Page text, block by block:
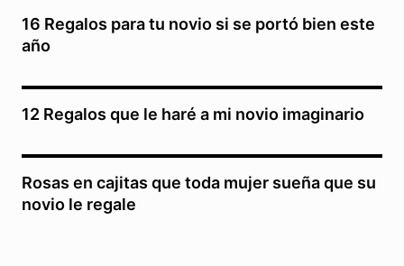
16 Regalos para tu novio si se portó bien este
año
12 Regalos que le haré a mi novio imaginario
Rosas en cajitas que toda mujer sueña que su
novio le regale